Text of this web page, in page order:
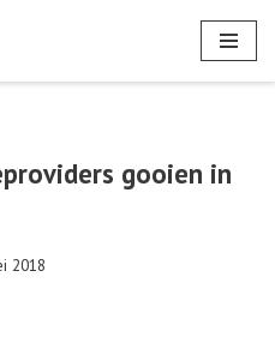
gooien in
2018